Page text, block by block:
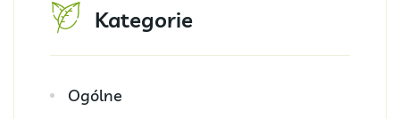
Kategorie
Ogólne